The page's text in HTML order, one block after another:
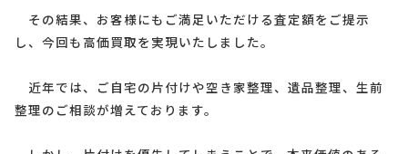
その結果、お客様にもご満足いただける査定額をご提示
し、今回も高価買取を実現いたしました。
近年では、ご自宅の片付けや空き家整理、遺品整理、生前
整理のご相談が増えております。